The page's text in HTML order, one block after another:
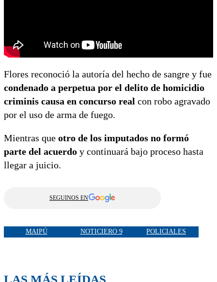
Flores reconoció la autoría del hecho de sangre y fue
condenado a perpetua por el delito de homicidio
criminis causa en concurso real con robo agravado
por el uso de arma de fuego.
Mientras que otro de los imputados no formó
parte del acuerdo y continuará bajo proceso hasta
llegar a juicio.
SEGUINOS EN
MAIPÚ NOTICIERO 9 POLICIALES
LAS MÁS LEÍDAS